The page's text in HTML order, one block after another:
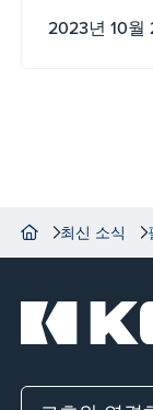
니다. 그 결
니다. Trae
세요. 사이
2023년 10월
최신 소식